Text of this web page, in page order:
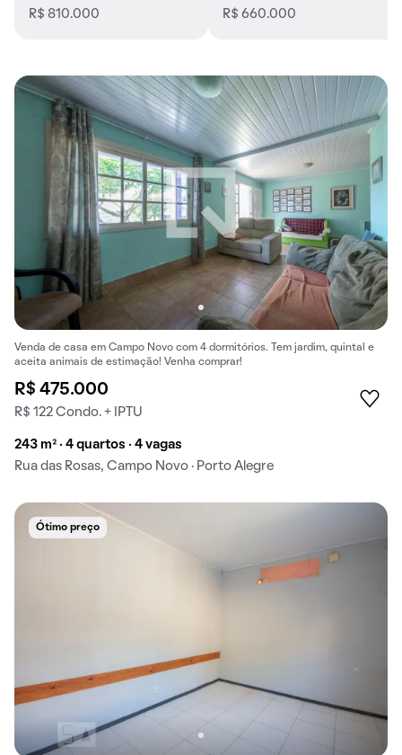
R$ 810.000
R$ 660.000
Venda de casa em Campo Novo com 4 dormitórios. Tem jardim, quintal e
aceita animais de estimação! Venha comprar!
R$ 475.000
R$ 122 Condo. + IPTU
243 m² · 4 quartos · 4 vagas
Rua das Rosas, Campo Novo · Porto Alegre
Ótimo preço